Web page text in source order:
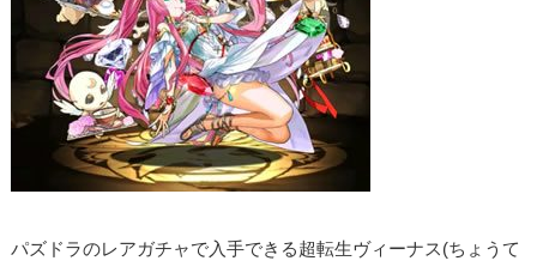
パズドラのレアガチャで入手できる超転生ヴィーナス(ちょうて